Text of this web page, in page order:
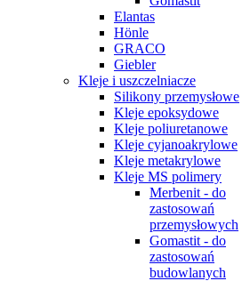
Elantas
Hönle
GRACO
Giebler
Kleje i uszczelniacze
Silikony przemysłowe
Kleje epoksydowe
Kleje poliuretanowe
Kleje cyjanoakrylowe
Kleje metakrylowe
Kleje MS polimery
Merbenit - do
zastosowań
przemysłowych
Gomastit - do
zastosowań
budowlanych